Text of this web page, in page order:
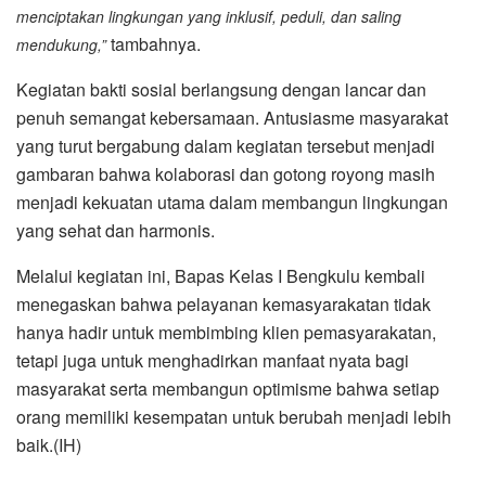
menciptakan lingkungan yang inklusif, peduli, dan saling
mendukung,”tambahnya.
Kegiatan bakti sosial berlangsung dengan lancar dan
penuh semangat kebersamaan. Antusiasme masyarakat
yang turut bergabung dalam kegiatan tersebut menjadi
gambaran bahwa kolaborasi dan gotong royong masih
menjadi kekuatan utama dalam membangun lingkungan
yang sehat dan harmonis.
Melalui kegiatan ini, Bapas Kelas I Bengkulu kembali
menegaskan bahwa pelayanan kemasyarakatan tidak
hanya hadir untuk membimbing klien pemasyarakatan,
tetapi juga untuk menghadirkan manfaat nyata bagi
masyarakat serta membangun optimisme bahwa setiap
orang memiliki kesempatan untuk berubah menjadi lebih
baik.(IH)